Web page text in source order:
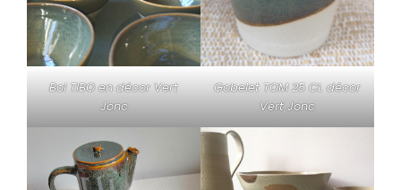
Bol TIBO en décor Vert
Jonc
Gobelet TOM 25 CL décor
Vert Jonc